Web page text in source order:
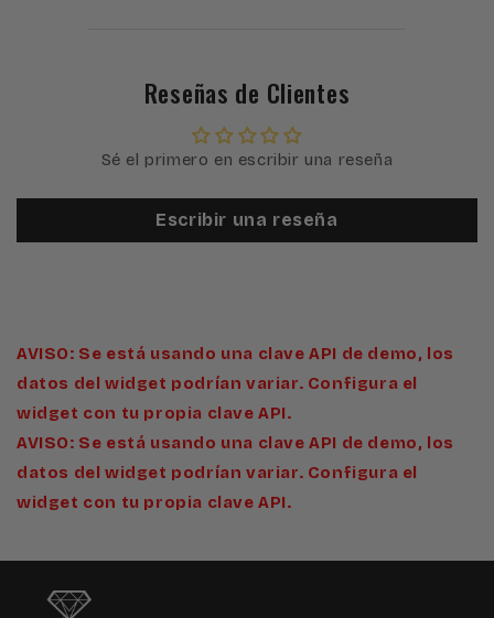
Reseñas de Clientes
Sé el primero en escribir una reseña
Escribir una reseña
AVISO: Se está usando una clave API de demo, los
datos del widget podrían variar. Configura el
widget con tu propia clave API.
AVISO: Se está usando una clave API de demo, los
datos del widget podrían variar. Configura el
widget con tu propia clave API.